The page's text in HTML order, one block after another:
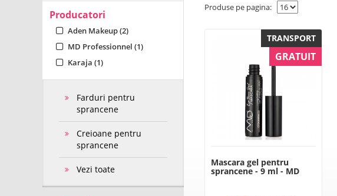
Producatori
Aden Makeup (2)
MD Professionnel (1)
Karaja (1)
Farduri pentru
sprancene
Creioane pentru
sprancene
Vezi toate
Produse pe pagina:
TRANSPORT
GRATUIT
Mascara gel pentru
sprancene - 9 ml - MD